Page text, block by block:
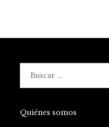
Quiénes somos